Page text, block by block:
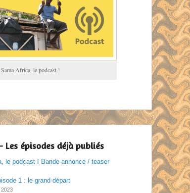
Sama Africa, le podcast !
Les épisodes déjà publiés
le podcast ! Bande-annonce / teaser
1 : le grand départ